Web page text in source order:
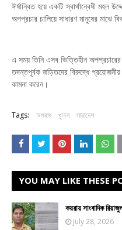
ঈর্ষান্বিত হয়ে একটি স্বার্থান্বেষী মহল
অপপ্রচার চালিয়ে সাধারণ মানুষের মাঝে
এ সময় তিনি এসব ভিত্তিহীন অপপ্রচারের
তদন্তপূর্বক জড়িতদের বিরুদ্ধে
কামনা করেন।
Tags: অপরাধ খুলনা সারাদেশ
YOU MAY LIKE THESE
কয়রায় সাংবাদিক
July 28, 2026